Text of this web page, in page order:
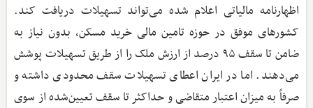
اظهارنامه مالیاتی اعلام شده می‌تواند تسهیلات دریافت کند.
کشورهای موفق در حوزه تامین مالی خرید مسکن، بدون نیاز به
ضامن تا سقف ۹۵ درصد از ارزش ملک را از طریق تسهیلات پوشش
می‌دهند. اما در ایران اعطای تسهیلات سقف محدودی داشته و
صرفاً به میزان اعتبار متقاضی و حداکثر تا سقف تعیین‌شده از سوی